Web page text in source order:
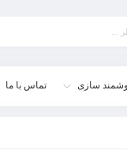
سازی تماس با ما